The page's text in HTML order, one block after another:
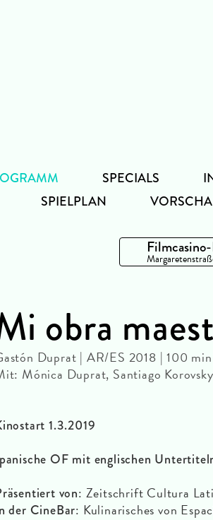
SPIELPLAN
SPECIALS
obra
Duprat | AR/ES 2018 | 100
Mónica Duprat, Santiago
1.3.2019
OF mit englischen
von: Zeitschrift Cultura
der CineBar: Kulinarisches von